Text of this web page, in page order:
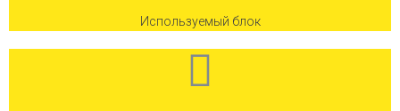
Используемый блок